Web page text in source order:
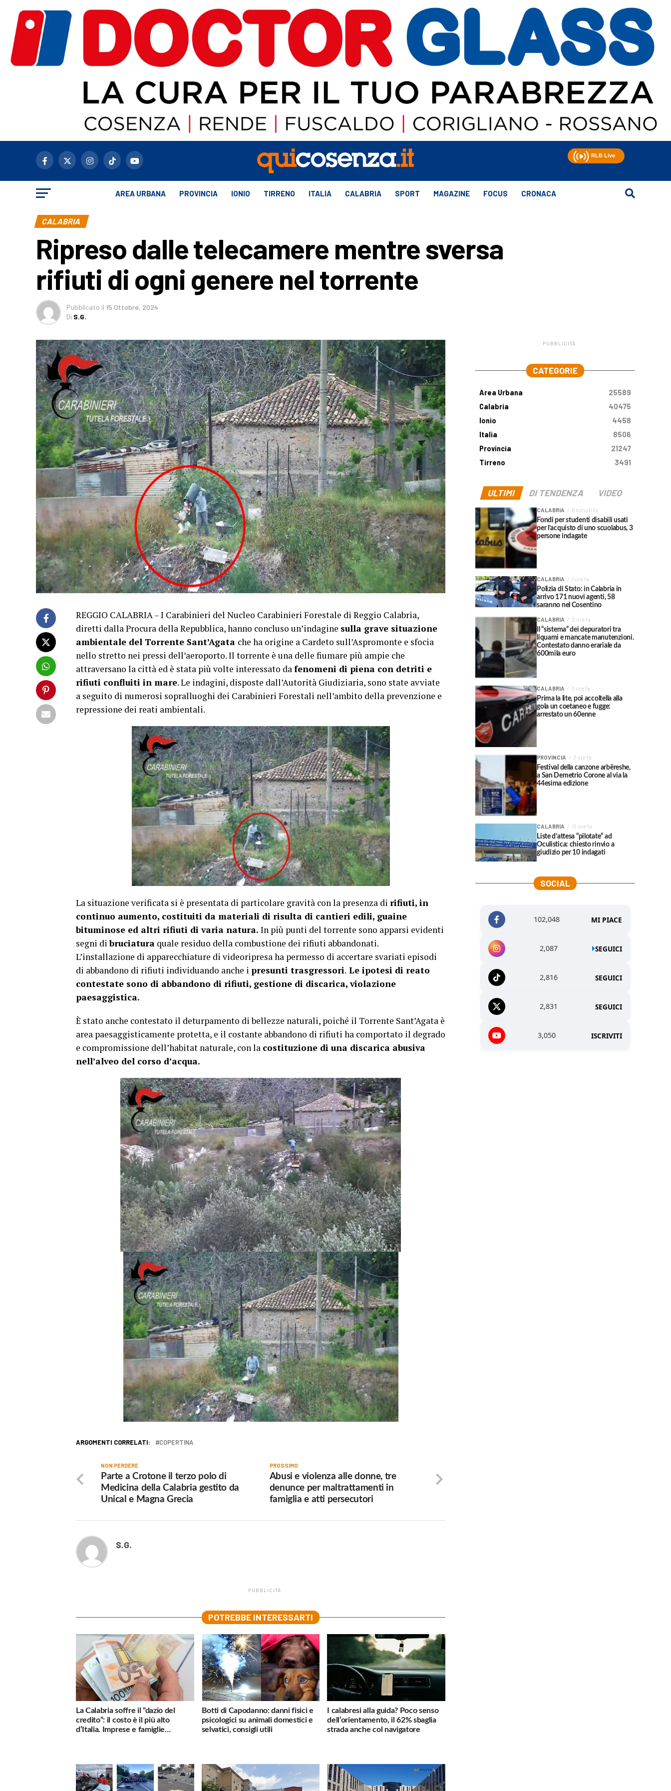
AREA URBANA PROVINCIA IONIO TIRRENO ITALIA CALABRIA SPORT MAGAZINE FOCUS CRONACA
CALABRIA
Ripreso dalle telecamere mentre sversa
rifiuti di ogni genere nel torrente
Pubblicato il 15 Ottobre, 2024
Di S.G.
REGGIO CALABRIA – I Carabinieri del Nucleo Carabinieri Forestale di Reggio Calabria,
diretti dalla Procura della Repubblica, hanno concluso un’indagine sulla grave situazione
ambientale del Torrente Sant’Agata che ha origine a Cardeto sull’Aspromonte e sfocia
nello stretto nei pressi dell’aeroporto. Il torrente è una delle fiumare più ampie che
attraversano la città ed è stata più volte interessato dafenomeni di piena con detriti e
rifiuti confluiti in mare. Le indagini, disposte dall’Autorità Giudiziaria, sono state avviate
a seguito di numerosi sopralluoghi dei Carabinieri Forestali nell’ambito della prevenzione e
repressione dei reati ambientali.
La situazione verificata si è presentata di particolare gravità con la presenza di rifiuti, in
continuo aumento, costituiti da materiali di risulta di cantieri edili, guaine
bituminose ed altri rifiuti di varia natura. In più punti del torrente sono apparsi evidenti
segni dibruciatura quale residuo della combustione dei rifiuti abbandonati.
L’installazione di apparecchiature di videoripresa ha permesso di accertare svariati episodi
di abbandono di rifiuti individuando anche i presunti trasgressori. Le ipotesi di reato
contestate sono di abbandono di rifiuti, gestione di discarica, violazione
paesaggistica.
È stato anche contestato il deturpamento di bellezze naturali, poiché il Torrente Sant’Agata è
area paesaggisticamente protetta, e il costante abbandono di rifiuti ha comportato il degrado
e compromissione dell’habitat naturale, con la costituzione di una discarica abusiva
nell’alveo del corso d’acqua.
ARGOMENTI CORRELATI: COPERTINA
PROSSIMO
Abusi e violenza alle donne, tre
denunce per maltrattamenti in
famiglia e atti persecutori
NON PERDERE
Parte a Crotone il terzo polo di
Medicina della Calabria gestito da
Unical e Magna Grecia
S.G.
PUBBLICITÀ
POTREBBE INTERESSARTI
La Calabria soffre il “dazio del
credito”: il costo è il più alto
d’Italia. Imprese e famiglie
Botti di Capodanno: danni fisici e
psicologici su animali domestici e
selvatici, consigli utili
I calabresi alla guida? Poco senso
dell’orientamento, il 62% sbaglia
strada anche col navigatore
PUBBLICITÀ
CATEGORIE
Area Urbana
25589
Calabria
40475
Ionio
4458
Italia
8506
Provincia
21247
Tirreno
3491
ULTIMI DI TENDENZA VIDEO
CALABRIA 6 minuti fa
Fondi per studenti disabili usati
per l’acquisto di uno scuolabus, 3
persone indagate
CALABRIA 1 ora fa
Polizia di Stato: in Calabria in
arrivo 171 nuovi agenti, 58
saranno nel Cosentino
CALABRIA 2 ore fa
Il “sistema” dei depuratori tra
liquami e mancate manutenzioni.
Contestato danno erariale da
600mila euro
CALABRIA 3 ore fa
Prima la lite, poi accoltella alla
gola un coetaneo e fugge:
arrestato un 60enne
PROVINCIA 3 ore fa
Festival della canzone arbëreshe,
a San Demetrio Corone al via la
44esima edizione
CALABRIA 13 ore fa
Liste d’attesa “pilotate” ad
Oculistica: chiesto rinvio a
giudizio per 10 indagati
SOCIAL
102,048 MI PIACE
2,087 SEGUICI
2,816 SEGUICI
2,831 SEGUICI
3,050 ISCRIVITI